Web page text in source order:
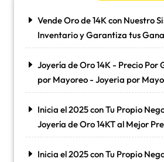
Vende Oro de 14K con Nuestro
Inventario y Garantiza tus
Joyería de Oro 14K - Precio Por
por Mayoreo - Joyeria por
Inicia el 2025 con Tu Propio
Joyería de Oro 14KT al Mejor
Inicia el 2025 con Tu Propio